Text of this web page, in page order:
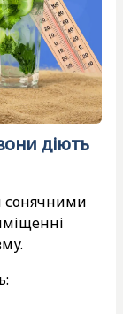
діють
сонячними